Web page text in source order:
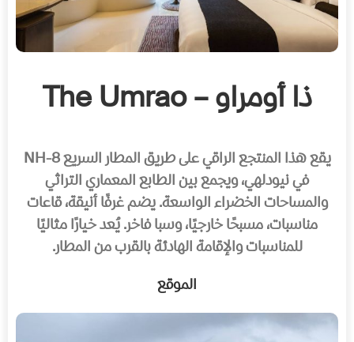
ذا أومراو – The Umrao
يقع هذا المنتجع الراقي على طريق المطار السريع NH-8
في نيودلهي، ويجمع بين الطابع المعماري التراثي
والمساحات الخضراء الواسعة. يضم غرفًا أنيقة، قاعات
مناسبات، مسبحًا خارجيًا، وسبا فاخر. يُعد خيارًا مثاليًا
للمناسبات والإقامة الهادئة بالقرب من المطار.
الموقع